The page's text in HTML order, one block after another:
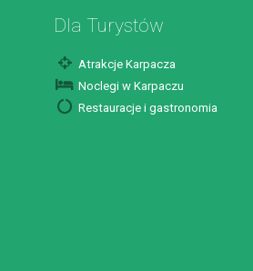
Dla Turystów
Atrakcje Karpacza
Noclegi w Karpaczu
Restauracje i gastronomia